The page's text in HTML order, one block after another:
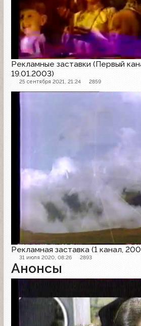
Рекламные заставки (Первый
19.01.2003)
25 сентября 2021, 21:24 2859
Рекламная заставка (1 канал,
31 июля 2020, 08:26 2893
Анонсы